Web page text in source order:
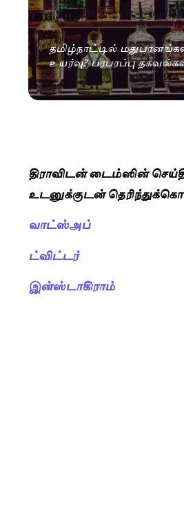
தமிழ்நாட்டில்
உயர்வு? பரபரப்பு
திராவிடன் டைம்ஸின்
உடனுக்குடன்
வாட்ஸ்அப்
ட்விட்டர்
இன்ஸ்டாகிராம்